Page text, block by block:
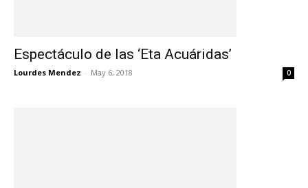
Espectáculo de las ‘Eta Acuáridas’
Lourdes Mendez - May 6, 2018 0